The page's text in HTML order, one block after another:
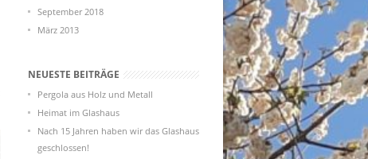
September 2018
März 2013
NEUESTE BEITRÄGE
Pergola aus Holz und Metall
Heimat im Glashaus
Nach 15 Jahren haben wir das Glashaus
geschlossen!